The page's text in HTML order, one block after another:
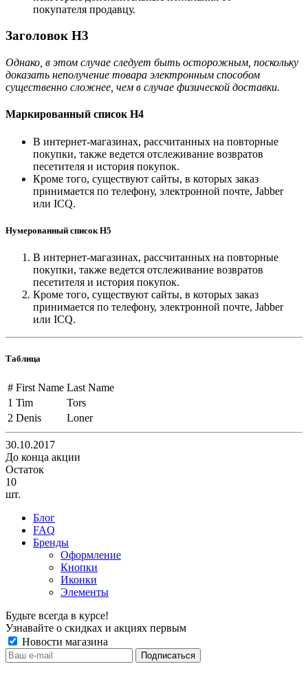
покупателя продавцу.
Заголовок H3
Однако, в этом случае следует быть осторожным, поскольку
доказать неполучение товара электронным способом
существенно сложнее, чем в случае физической доставки.
Маркированный список H4
В интернет-магазинах, рассчитанных на повторные
покупки, также ведется отслеживание возвратов
песетителя и история покупок.
Кроме того, существуют сайты, в которых заказ
принимается по телефону, электронной почте, Jabber
или ICQ.
Нумерованный список H5
В интернет-магазинах, рассчитанных на повторные
покупки, также ведется отслеживание возвратов
песетителя и история покупок.
Кроме того, существуют сайты, в которых заказ
принимается по телефону, электронной почте, Jabber
или ICQ.
Таблица
# First Name Last Name
1 Tim
Tors
2 Denis Loner
30.10.2017
До конца акции
Остаток
10
шт.
Блог
FAQ
Бренды
Оформление
Кнопки
Иконки
Элементы
Будьте всегда в курсе!
Узнавайте о скидках и акциях первым
Новости магазина